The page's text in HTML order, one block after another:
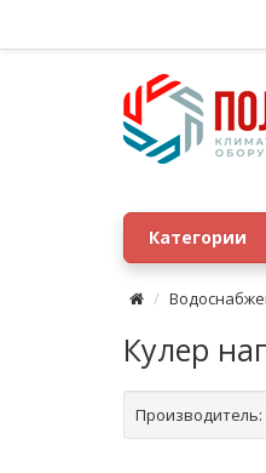
Категории
Кулер
Производитель: